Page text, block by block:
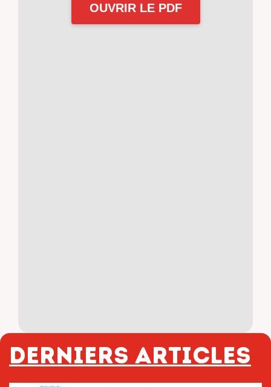
OUVRIR LE PDF
Derniers articles